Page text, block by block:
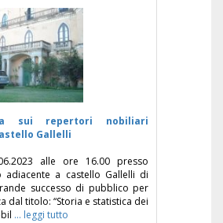
sui repertori nobiliari
Gallelli
alle ore 16.00 presso
adiacente a castello Gallelli di
successo di pubblico per
dal titolo: “Storia e statistica dei
... leggi tutto